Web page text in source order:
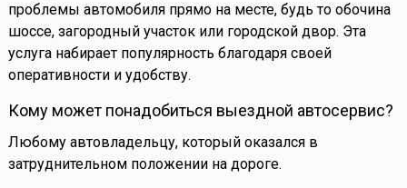
проблемы автомобиля прямо на месте, будь то обочина
шоссе, загородный участок или городской двор. Эта
услуга набирает популярность благодаря своей
оперативности и удобству.
Кому может понадобиться выездной автосервис?
Любому автовладельцу, который оказался в
затруднительном положении на дороге.